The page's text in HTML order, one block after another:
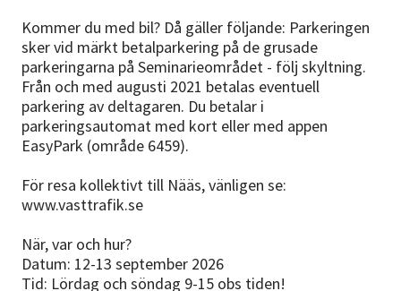
Kommer du med bil? Då gäller följande: Parkeringen
sker vid märkt betalparkering på de grusade
parkeringarna på Seminarieområdet - följ skyltning.
Från och med augusti 2021 betalas eventuell
parkering av deltagaren. Du betalar i
parkeringsautomat med kort eller med appen
EasyPark (område 6459).
För resa kollektivt till Nääs, vänligen se:
www.vasttrafik.se
När, var och hur?
Datum: 12-13 september 2026
Tid: Lördag och söndag 9-15 obs tiden!